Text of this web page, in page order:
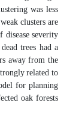
was less
clusters are
severity
trees had a
away from the
related to
for planning
oak forests